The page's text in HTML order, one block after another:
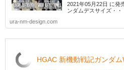
2021年05月22日 に発
ンダムデスサイズ・・
ura-nm-design.com
HGAC 新機動戦記ガンダ